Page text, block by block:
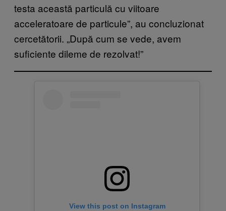
testa această particulă cu viitoare
acceleratoare de particule”, au concluzionat
cercetătorii. „După cum se vede, avem
suficiente dileme de rezolvat!”
View this post on Instagram